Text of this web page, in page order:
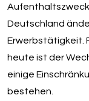
Deutschland
Erwerbstätigkeit.
heute ist der
einige
bestehen.